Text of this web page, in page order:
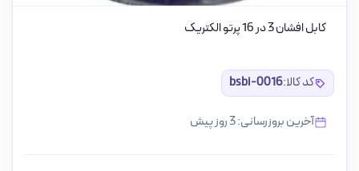
کابل افشان 3 در 16 پرتو الکتریک
کد کالا:bsbi-0016
آخرین بروزرسانی: 3 روز پیش